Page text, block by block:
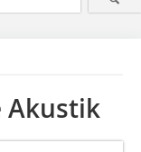
Akustik